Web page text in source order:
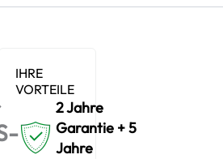
IHRE
VORTEILE
2 Jahre
Garantie + 5
Jahre